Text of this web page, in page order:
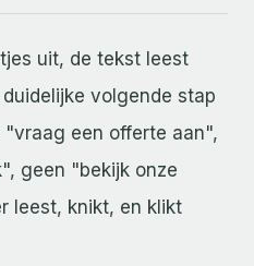
uit, de tekst leest
volgende stap
"vraag een offerte aan",
geen "bekijk onze
leest, knikt, en klikt